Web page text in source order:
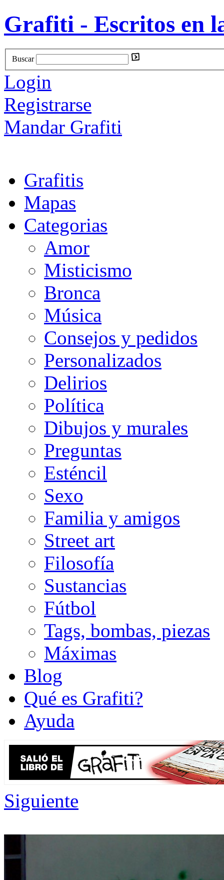
Grafiti - Escritos en
Buscar
Login
Registrarse
Mandar Grafiti
Grafitis
Mapas
Categorias
Amor
Misticismo
Bronca
Música
Consejos y pedidos
Personalizados
Delirios
Política
Dibujos y murales
Preguntas
Esténcil
Sexo
Familia y amigos
Street art
Filosofía
Sustancias
Fútbol
Tags, bombas, piezas
Máximas
Blog
Qué es Grafiti?
Ayuda
Siguiente